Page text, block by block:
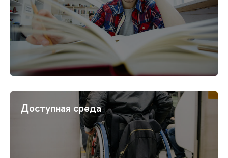
Доступная среда